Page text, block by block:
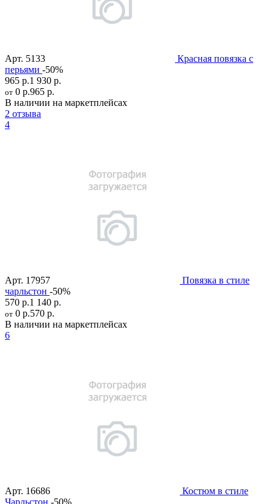
Арт. 5133
Красная повязка с
перьями -50%
965 р.1 930 р.
от 0 р.965 р.
В наличии на маркетплейсах
2 отзыва
4
Арт. 17957
Повязка в стиле
чарльстон -50%
570 р.1 140 р.
от 0 р.570 р.
В наличии на маркетплейсах
6
Арт. 16686
Костюм в стиле